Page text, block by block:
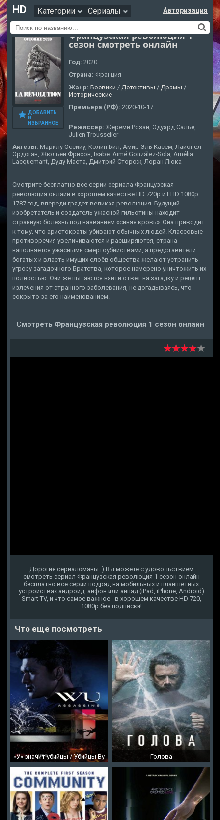
HD Категории Сериалы Авторизация
ДОБАВИТЬ
В
ИЗБРАННОЕ
Французская революция 1
сезон смотреть онлайн
Год: 2020
Страна: Франция
Жанр: Боевики / Детективы / Драмы /
Исторические
Премьера (РФ): 2020-10-17
Режиссер: Жереми Розан, Эдуард Салье,
Julien Trousselier
Актеры: Марилу Оссийу, Колин Бил, Амир Эль Касем, Лайонел
Эрдоган, Жюльен Фрисон, Isabel Aimé González-Sola, Amélia
Lacquemant, Дуду Маста, Дмитрий Сторож, Лоран Люка
Смотрите бесплатно все серии сериала Французская
революция онлайн в хорошем качестве HD 720p и FHD 1080p.
1787 год, впереди грядет великая революция. Будущий
изобретатель и создатель ужасной гильотины находит
странную болезнь под названием «синяя кровь». Она приводит
к тому, что аристократы убивают обычных людей. Классовые
противоречия увеличиваются и расширяются, страна
наполняется ужасными смертоубийствами, а представители
богатых и власть имущих слоёв общества желают устранить
угрозу загадочного Братства, которое намерено уничтожить их
полностью. Они же пытаются найти ответ на загадку и рецепт
излечения от странного заболевания, не догадываясь, что
сокрыто за его наименованием.
Смотреть Французская революция 1 сезон онлайн
Дорогие сериаломаны :) Вы можете с удовольствием
смотреть сериал Французская революция 1 сезон онлайн
бесплатно все серии подряд на мобильных и планшетных
устройствах андроид, айфон или айпад (iPad, iPhone, Android)
Smart TV, и что самое важное - в хорошем качестве HD 720,
1080p без подписки!
Что еще посмотреть
«У» значит убийцы / Убийцы Ву Голова